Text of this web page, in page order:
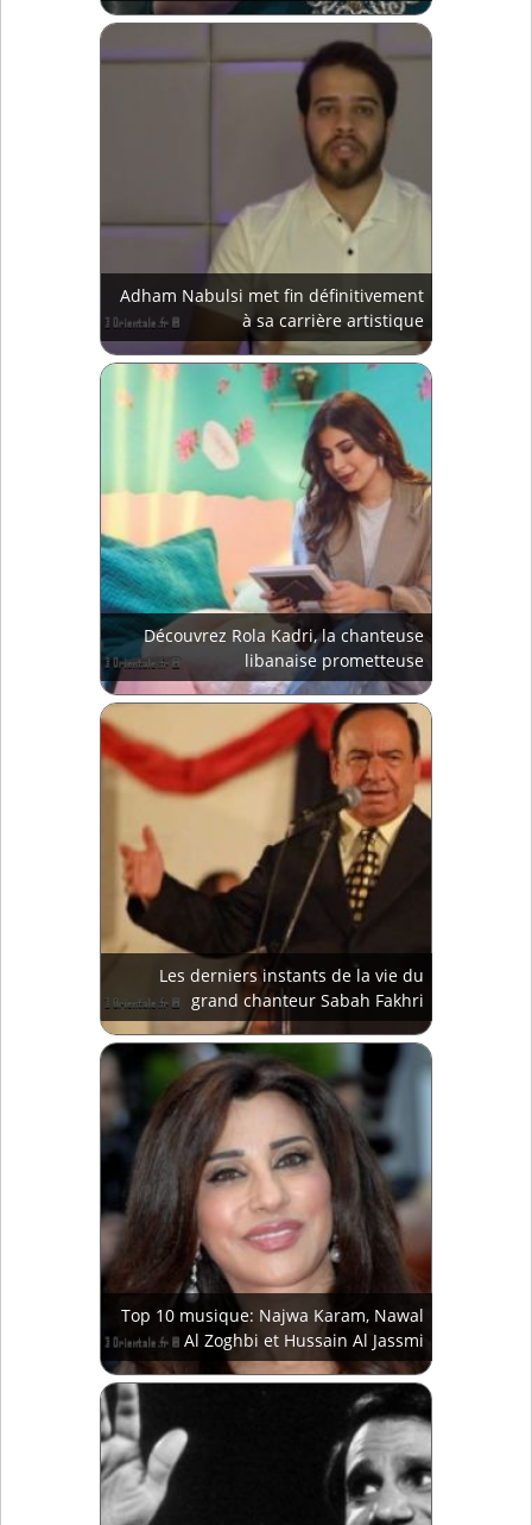
Adham Nabulsi met fin définitivement
à sa carrière artistique
Découvrez Rola Kadri, la chanteuse
libanaise prometteuse
Les derniers instants de la vie du
grand chanteur Sabah Fakhri
Top 10 musique: Najwa Karam, Nawal
Al Zoghbi et Hussain Al Jassmi